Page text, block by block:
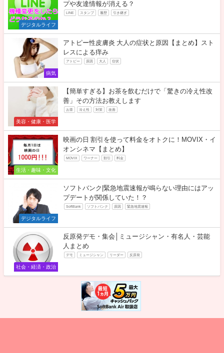
デジタルライフ
プや友達情報が消える？
LINE スタンプ 履歴 引き継ぎ
病気
アトピー性皮膚炎 大人の症状と原因【まとめ】スト
レスによる痒み
アトピー 原因 大人 症状
美容・健康・医学
【簡単すぎる】お茶を飲むだけで「驚きの冷え性改
善」その方法お教えします
お茶 冷え性 対策 改善
生活・趣味・文化
映画の日 割引を使って料金をオトクに！MOVIX・イ
オンシネマ【まとめ】
MOVIX ワーナー 割引 料金
デジタルライフ
ソフトバンク|緊急地震速報が鳴らない理由にはアッ
プデートが関係していた！？
SoftBank ソフトバンク 原因 緊急地震速報
社会・経済・政治
反原発デモ・集会│ミュージシャン・有名人・芸能
人まとめ
デモ ミュージシャン リーダー 反原発